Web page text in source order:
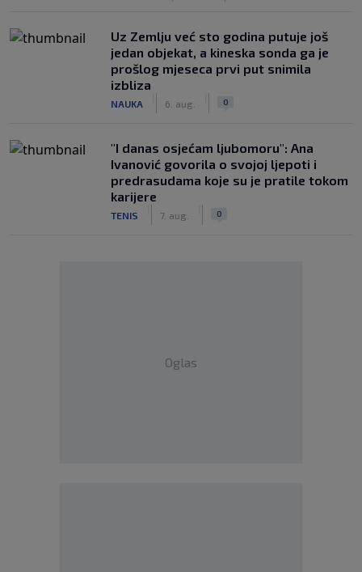
Uz Zemlju već sto godina putuje još
jedan objekat, a kineska sonda ga je
prošlog mjeseca prvi put snimila
izbliza
NAUKA 6. aug. 0
"I danas osjećam ljubomoru": Ana
Ivanović govorila o svojoj ljepoti i
predrasudama koje su je pratile tokom
karijere
TENIS 7. aug. 0
Oglas